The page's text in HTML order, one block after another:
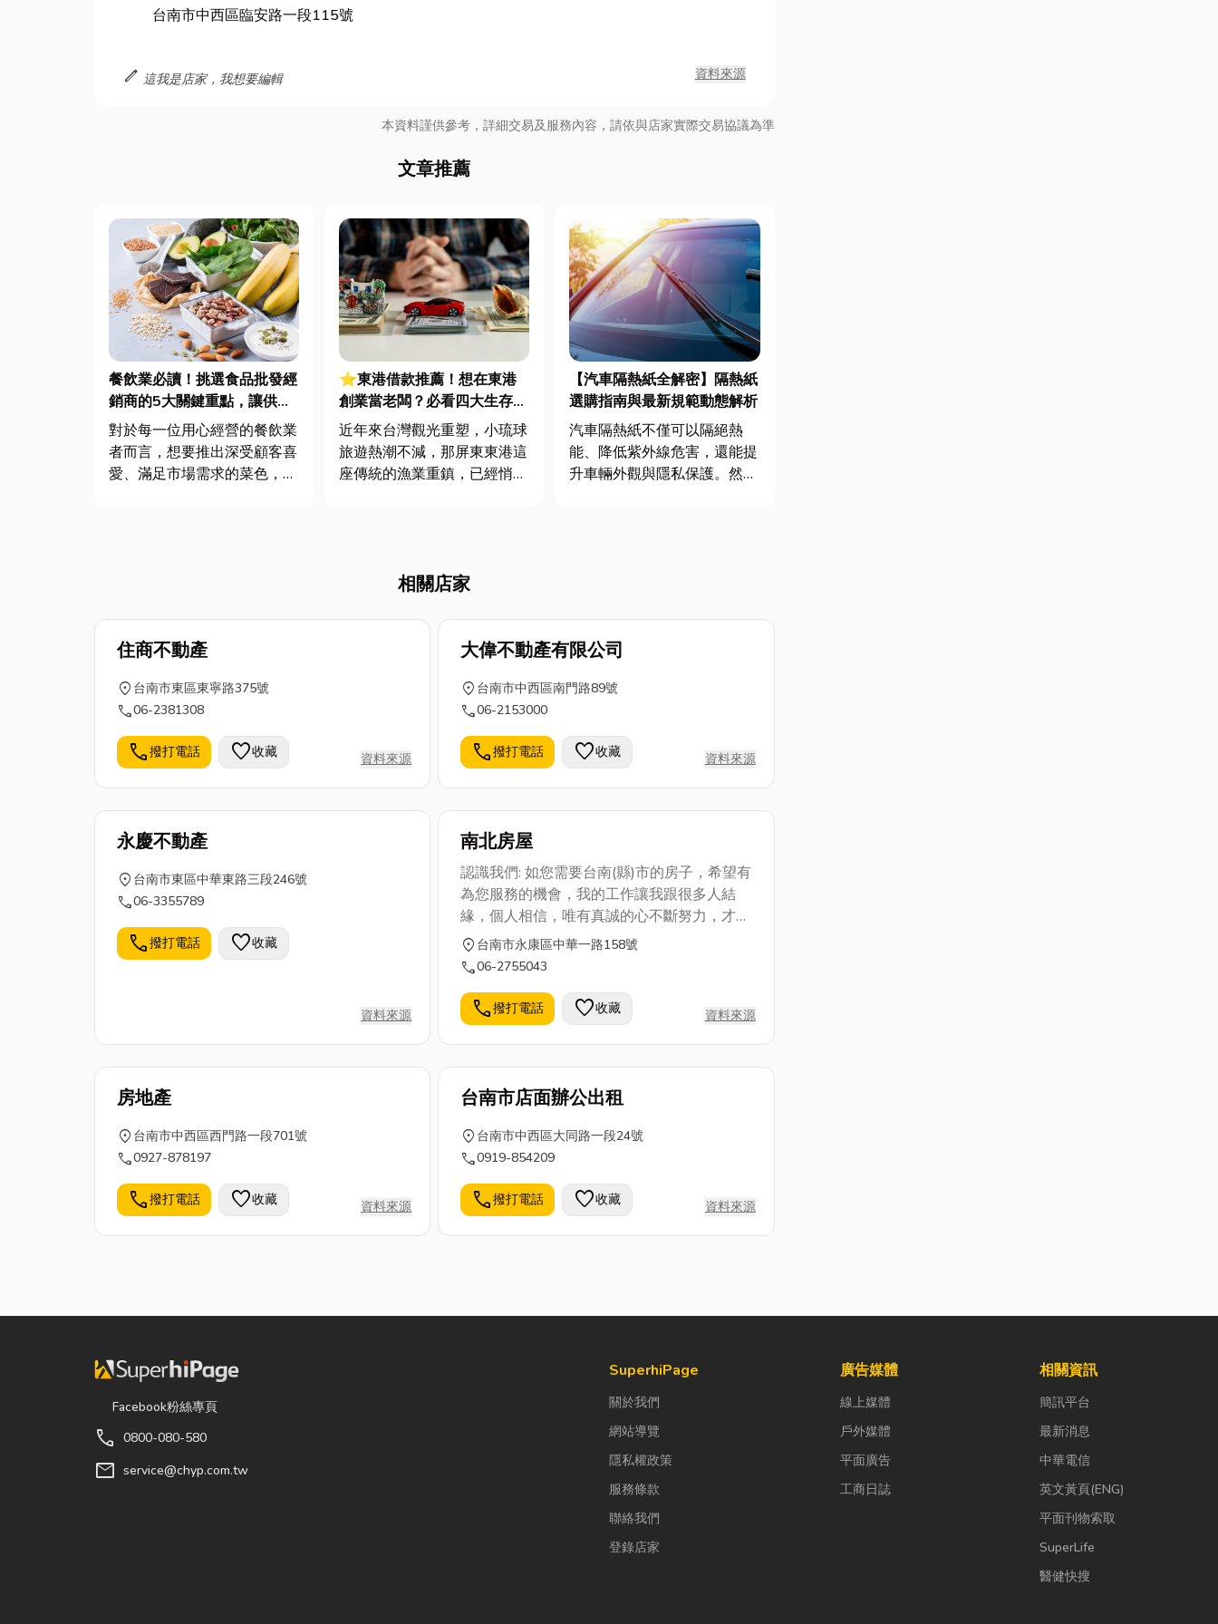
台南市中西區臨安路一段115號
edit 這我是店家，我想要編輯 資料來源
本資料謹供參考，詳細交易及服務內容，請依與店家實際交易協議為準
文章推薦
餐飲業必讀！挑選食品批發經
銷商的5大關鍵重點，讓供貨
更穩定
對於每一位用心經營的餐飲業
者而言，想要推出深受顧客喜
愛、滿足市場需求的菜色，穩
麼穩定...
⭐東港借款推薦！想在東港
創業當老闆？必看四大生存心
法！從選址、避開淡季到靈活
調度資金
近年來台灣觀光重塑，小琉球
旅遊熱潮不減，那屏東東港這
座傳統的漁業重鎮，已經悄悄
化，滿腦子想賺「觀光客
然退場。那麼本...
【汽車隔熱紙全解密】隔熱紙
選購指南與最新規範動態解析
汽車隔熱紙不僅可以隔絕熱
能、降低紫外線危害，還能提
升車輛外觀與隱私保護。然
相關店家
住商不動產
location_on 台南市東區東寧路375號
call06-2381308
call撥打電話 favorite收藏 資料來源
大偉不動產有限公司
location_on 台南市中西區南門路89號
call06-2153000
call撥打電話 favorite收藏 資料來源
永慶不動產
location_on 台南市東區中華東路三段246號
call06-3355789
call撥打電話 favorite收藏
資料來源
南北房屋
認識我們: 如您需要台南(縣)市的房子，希望有
為您服務的機會，我的工作讓我跟很多人結
緣，個人相信，唯有真誠的心不斷努力，才能
與所有的好朋友結善緣.進來了就是有緣歐 台
南縣市買屋賣屋請洽:南北惜福:0987673385
( 台南房屋網
http://house.url.com.tw/0987673385 )
location_on 台南市永康區中華一路158號
call06-2755043
call撥打電話 favorite收藏 資料來源
房地產
location_on 台南市中西區西門路一段701號
call0927-878197
call撥打電話 favorite收藏 資料來源
台南市店面辦公出租
location_on 台南市中西區大同路一段24號
call0919-854209
call撥打電話 favorite收藏 資料來源
Facebook粉絲專頁
call 0800-080-580
mail service@chyp.com.tw
SuperhiPage
關於我們
網站導覽
隱私權政策
服務條款
聯絡我們
登錄店家
廣告媒體
線上媒體
戶外媒體
平面廣告
工商日誌
相關資訊
簡訊平台
最新消息
中華電信
英文黃頁(ENG)
平面刊物索取
SuperLife
醫健快搜